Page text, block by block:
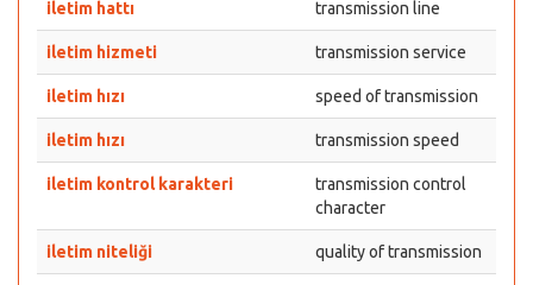
iletim hattı transmission line
iletim hizmeti transmission service
iletim hızı speed of transmission
iletim hızı transmission speed
iletim kontrol karakteri
transmission control
character
iletim niteliği quality of transmission